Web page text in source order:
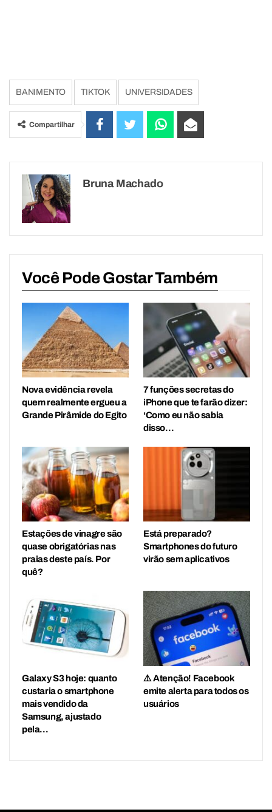
BANIMENTO TIKTOK UNIVERSIDADES
Compartilhar
Bruna Machado
Você Pode Gostar Também
Nova evidência revela
quem realmente ergueu a
Grande Pirâmide do Egito
7 funções secretas do
iPhone que te farão dizer:
‘Como eu não sabia
disso…
Estações de vinagre são
quase obrigatórias nas
praias deste país. Por
quê?
Está preparado?
Smartphones do futuro
virão sem aplicativos
Galaxy S3 hoje: quanto
custaria o smartphone
mais vendido da
Samsung, ajustado
pela…
⚠️ Atenção! Facebook
emite alerta para todos os
usuários